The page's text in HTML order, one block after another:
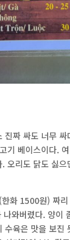
진짜 싸도 너무
기 베이스이다.
오리도 닭도 싫
화 1500원) 짜
와버렸다. 양이
수육은 맛을 보진